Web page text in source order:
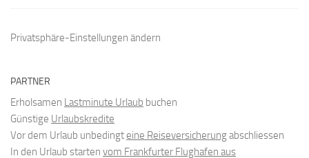
Privatsphäre-Einstellungen ändern
PARTNER
Erholsamen Lastminute Urlaub buchen
Günstige Urlaubskredite
Vor dem Urlaub unbedingteine Reiseversicherungabschliessen
In den Urlaub starten vom Frankfurter Flughafen aus